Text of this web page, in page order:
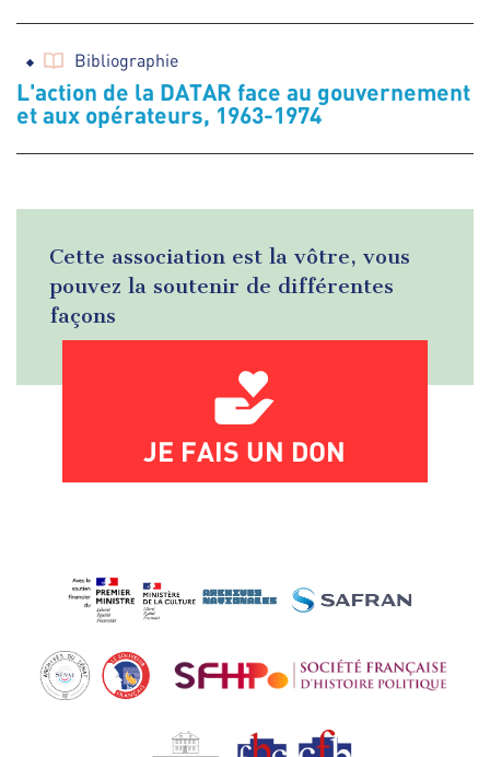
Bibliographie
L'action de la DATAR face au gouvernement
et aux opérateurs, 1963-1974
Cette association est la vôtre, vous
pouvez la soutenir de différentes
façons
JE FAIS UN DON